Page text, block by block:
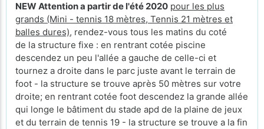
NEW Attention a partir de l'été 2020 pour les plus
grands (Mini - tennis 18 mètres, Tennis 21 mètres et
balles dures), rendez-vous tous les matins du coté
de la structure fixe : en rentrant cotée piscine
descendez un peu l'allée a gauche de celle-ci et
tournez a droite dans le parc juste avant le terrain de
foot - la structure se trouve après 50 mètres sur votre
droite; en rentrant cotée foot descendez la grande allée
qui longe le bâtiment du stade apd de la plaine de jeux
et du terrain de tennis 19 - la structure se trouve a la fin